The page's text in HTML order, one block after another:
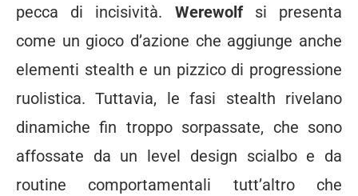
pecca di incisività. Werewolf si presenta
come un gioco d’azione che aggiunge anche
elementi stealth e un pizzico di progressione
ruolistica. Tuttavia, le fasi stealth rivelano
dinamiche fin troppo sorpassate, che sono
affossate da un level design scialbo e da
routine comportamentali tutt’altro che